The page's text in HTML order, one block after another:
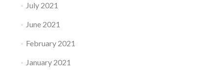
July 2021
June 2021
February 2021
January 2021